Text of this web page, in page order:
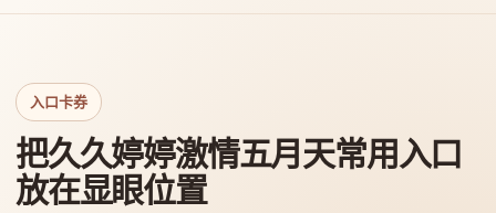
入口卡券
把久久婷婷激情五月天常用入口
放在显眼位置